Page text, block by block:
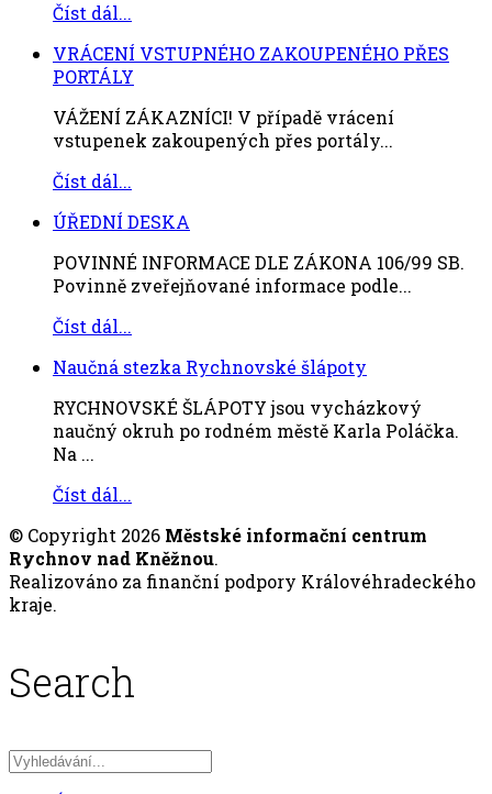
Číst dál...
VRÁCENÍ VSTUPNÉHO ZAKOUPENÉHO PŘES
PORTÁLY
VÁŽENÍ ZÁKAZNÍCI! V případě vrácení
vstupenek zakoupených přes portály...
Číst dál...
ÚŘEDNÍ DESKA
POVINNÉ INFORMACE DLE ZÁKONA 106/99 SB.
Povinně zveřejňované informace podle...
Číst dál...
Naučná stezka Rychnovské šlápoty
RYCHNOVSKÉ ŠLÁPOTY jsou vycházkový
naučný okruh po rodném městě Karla Poláčka.
Na ...
Číst dál...
© Copyright 2026 Městské informační centrum
Rychnov nad Kněžnou.
Realizováno za finanční podpory Královéhradeckého
kraje.
Search